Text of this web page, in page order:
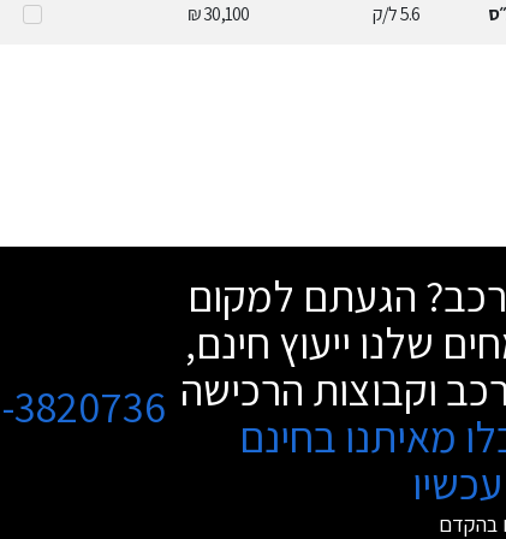
5.6ל/ק 30,100 ₪
רכב? הגעתם למקום
שלנו ייעוץ חינם,
וקבוצות הרכישה
מאיתנו בחינם
בהקדם
3820736